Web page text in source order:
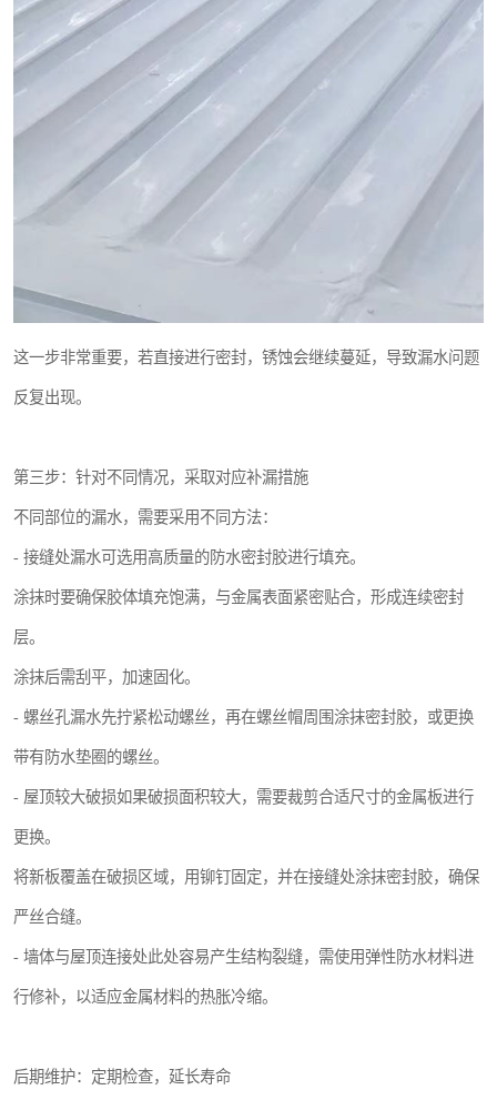
这一步非常重要，若直接进行密封，锈蚀会继续蔓延，导致漏水问题
反复出现。
第三步：针对不同情况，采取对应补漏措施
不同部位的漏水，需要采用不同方法：
- 接缝处漏水可选用高质量的防水密封胶进行填充。
涂抹时要确保胶体填充饱满，与金属表面紧密贴合，形成连续密封
层。
涂抹后需刮平，加速固化。
- 螺丝孔漏水先拧紧松动螺丝，再在螺丝帽周围涂抹密封胶，或更换
带有防水垫圈的螺丝。
- 屋顶较大破损如果破损面积较大，需要裁剪合适尺寸的金属板进行
更换。
将新板覆盖在破损区域，用铆钉固定，并在接缝处涂抹密封胶，确保
严丝合缝。
- 墙体与屋顶连接处此处容易产生结构裂缝，需使用弹性防水材料进
行修补，以适应金属材料的热胀冷缩。
后期维护：定期检查，延长寿命